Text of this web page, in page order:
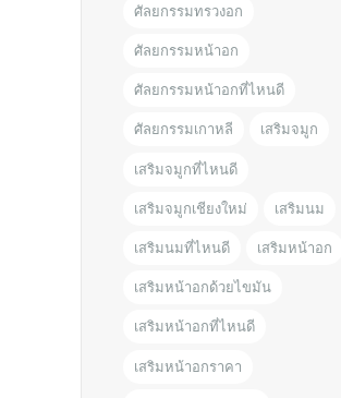
ศัลยกรรมทรวงอก
ศัลยกรรมหน้าอก
ศัลยกรรมหน้าอกที่ไหนดี
ศัลยกรรมเกาหลี เสริมจมูก
เสริมจมูกที่ไหนดี
เสริมจมูกเชียงใหม่ เสริมนม
เสริมนมที่ไหนดี เสริมหน้าอก
เสริมหน้าอกด้วยไขมัน
เสริมหน้าอกที่ไหนดี
เสริมหน้าอกราคา